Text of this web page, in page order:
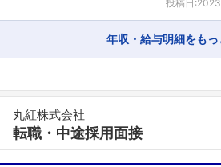
投稿日:
年収・給与明細をも
丸紅株式会社
転職・中途採用面接